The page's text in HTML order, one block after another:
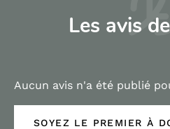
Les avis
Aucun avis n'a été publié
SOYEZ LE PREMIER À